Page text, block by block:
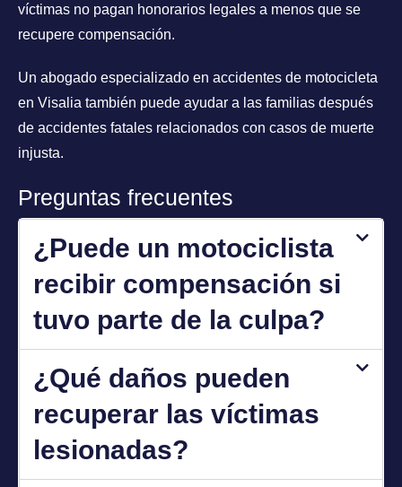
víctimas no pagan honorarios legales a menos que se
recupere compensación.
Un abogado especializado en accidentes de motocicleta
en Visalia también puede ayudar a las familias después
de accidentes fatales relacionados con casos de muerte
injusta.
Preguntas frecuentes
¿Puede un motociclista
recibir compensación si
tuvo parte de la culpa?
¿Qué daños pueden
recuperar las víctimas
lesionadas?